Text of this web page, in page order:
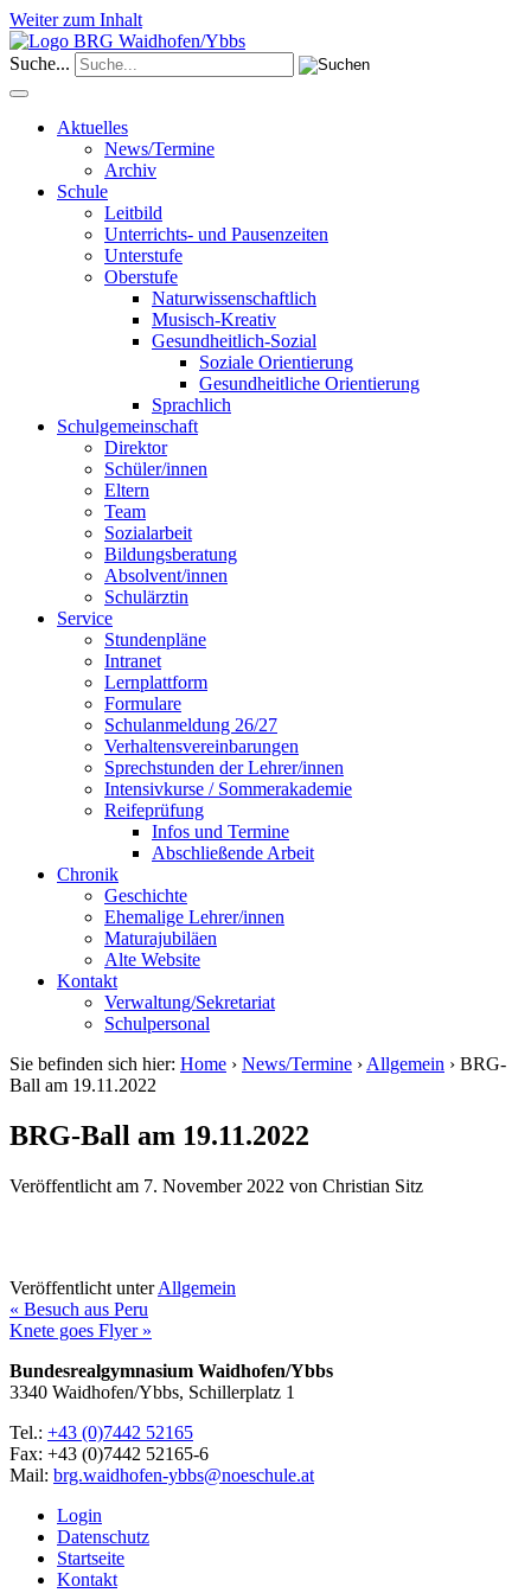
Weiter zum Inhalt
Suche...
Aktuelles
News/Termine
Archiv
Schule
Leitbild
Unterrichts- und Pausenzeiten
Unterstufe
Oberstufe
Naturwissenschaftlich
Musisch-Kreativ
Gesundheitlich-Sozial
Soziale Orientierung
Gesundheitliche Orientierung
Sprachlich
Schulgemeinschaft
Direktor
Schüler/innen
Eltern
Team
Sozialarbeit
Bildungsberatung
Absolvent/innen
Schulärztin
Service
Stundenpläne
Intranet
Lernplattform
Formulare
Schulanmeldung 26/27
Verhaltensvereinbarungen
Sprechstunden der Lehrer/innen
Intensivkurse / Sommerakademie
Reifeprüfung
Infos und Termine
Abschließende Arbeit
Chronik
Geschichte
Ehemalige Lehrer/innen
Maturajubiläen
Alte Website
Kontakt
Verwaltung/Sekretariat
Schulpersonal
Sie befinden sich hier: Home › News/Termine › Allgemein › BRG-
Ball am 19.11.2022
BRG-Ball am 19.11.2022
Veröffentlicht am 7. November 2022 von Christian Sitz
Veröffentlicht unterAllgemein
« Besuch aus Peru
Knete goes Flyer »
Bundesrealgymnasium Waidhofen/Ybbs
3340 Waidhofen/Ybbs, Schillerplatz 1
Tel.: +43 (0)7442 52165
Fax: +43 (0)7442 52165-6
Mail: brg.waidhofen-ybbs@noeschule.at
Login
Datenschutz
Startseite
Kontakt